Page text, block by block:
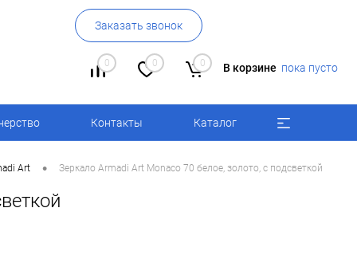
Заказать звонок
0 0 0 В корзине пока пусто
Контакты Каталог
Art • Зеркало Armadi Art Monaco 70 белое, золото, с подсветкой